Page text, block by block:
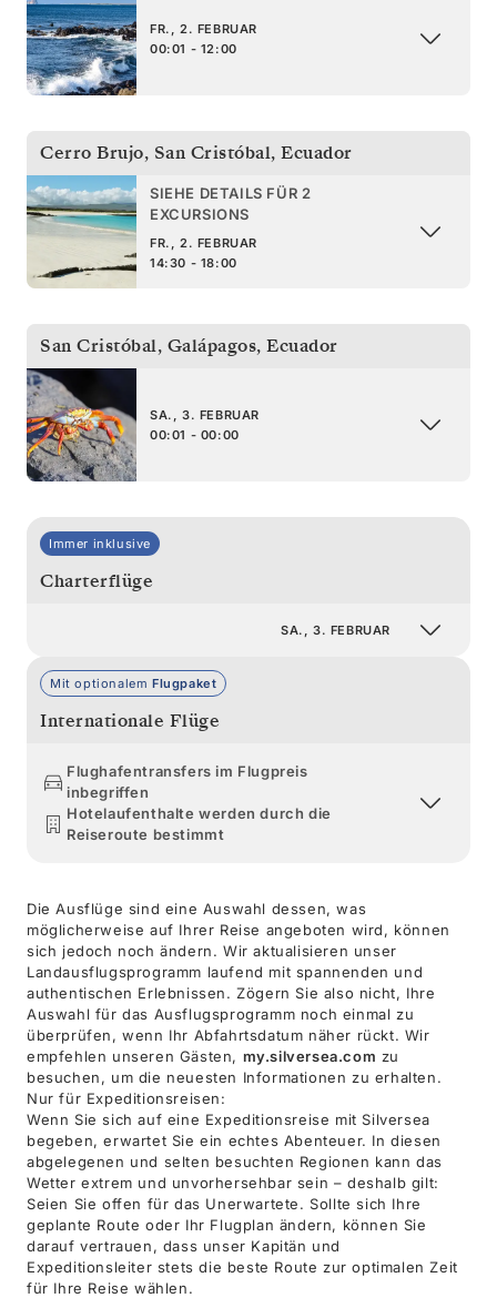
FR., 2. FEBRUAR
00:01 - 12:00
Cerro Brujo, San Cristóbal, Ecuador
SIEHE DETAILS FÜR 2
EXCURSIONS
FR., 2. FEBRUAR
14:30 - 18:00
San Cristóbal, Galápagos, Ecuador
SA., 3. FEBRUAR
00:01 - 00:00
Immer inklusive
Charterflüge
SA., 3. FEBRUAR
Mit optionalem Flugpaket
Internationale Flüge
Flughafentransfers im Flugpreis
inbegriffen
Hotelaufenthalte werden durch die
Reiseroute bestimmt
Die Ausflüge sind eine Auswahl dessen, was
möglicherweise auf Ihrer Reise angeboten wird, können
sich jedoch noch ändern. Wir aktualisieren unser
Landausflugsprogramm laufend mit spannenden und
authentischen Erlebnissen. Zögern Sie also nicht, Ihre
Auswahl für das Ausflugsprogramm noch einmal zu
überprüfen, wenn Ihr Abfahrtsdatum näher rückt. Wir
empfehlen unseren Gästen, my.silversea.com zu
besuchen, um die neuesten Informationen zu erhalten.
Nur für Expeditionsreisen:
Wenn Sie sich auf eine Expeditionsreise mit Silversea
begeben, erwartet Sie ein echtes Abenteuer. In diesen
abgelegenen und selten besuchten Regionen kann das
Wetter extrem und unvorhersehbar sein – deshalb gilt:
Seien Sie offen für das Unerwartete. Sollte sich Ihre
geplante Route oder Ihr Flugplan ändern, können Sie
darauf vertrauen, dass unser Kapitän und
Expeditionsleiter stets die beste Route zur optimalen Zeit
für Ihre Reise wählen.